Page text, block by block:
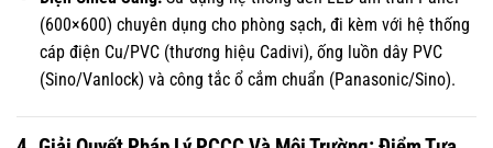
(600×600) chuyên dụng cho phòng sạch, đi kèm với hệ thống
cáp điện Cu/PVC (thương hiệu Cadivi), ống luồn dây PVC
(Sino/Vanlock) và công tắc ổ cắm chuẩn (Panasonic/Sino).